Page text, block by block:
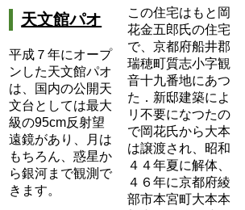
天文館パオ
平成７年にオープ
ンした天文館パオ
は、国内の公開天
文台としては最大
級の95cm反射望
遠鏡があり、月は
もちろん、惑星か
ら銀河まで観測で
きます。
この住宅はもと岡
花金五郎氏の住宅
で、京都府船井郡
瑞穂町質志小字観
音十九番地にあつ
た．新邸建築によ
リ不要になつたの
で岡花氏から大本
は譲渡され、昭和
４４年夏に解体、
４６年に京都府綾
部市本宮町大本本